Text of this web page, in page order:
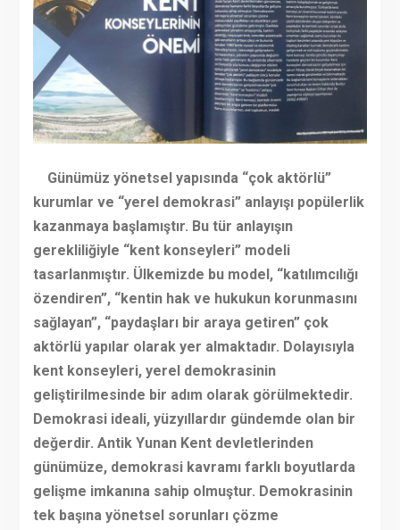
Günümüz yönetsel yapısında “çok aktörlü”
kurumlar ve “yerel demokrasi” anlayışı popülerlik
kazanmaya başlamıştır. Bu tür anlayışın
gerekliliğiyle “kent konseyleri” modeli
tasarlanmıştır. Ülkemizde bu model, “katılımcılığı
özendiren”, “kentin hak ve hukukun korunmasını
sağlayan”, “paydaşları bir araya getiren” çok
aktörlü yapılar olarak yer almaktadır. Dolayısıyla
kent konseyleri, yerel demokrasinin
geliştirilmesinde bir adım olarak görülmektedir.
Demokrasi ideali, yüzyıllardır gündemde olan bir
değerdir. Antik Yunan Kent devletlerinden
günümüze, demokrasi kavramı farklı boyutlarda
gelişme imkanına sahip olmuştur. Demokrasinin
tek başına yönetsel sorunları çözme